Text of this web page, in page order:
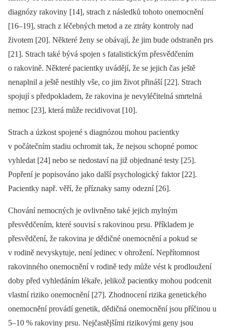
dia­gnózy rakoviny [14], strach z následků tohoto onemocnění
[16–19], strach z léčebných metod a ze ztráty kontroly nad
životem [20]. Ně­kte­ré ženy se obávají, že jim bude odstraněn prs
[21]. Strach také bývá spojen s fatalistickým přesvědčením
o rakovině. Ně­kte­ré pacientky uvádějí, že se jejich čas ještě
nenaplnil a ještě nestihly vše, co jim život přináší [22]. Strach
spojují s předpokladem, že rakovina je nevyléčitelná smrtelná
nemoc [23], která může recidivovat [10].
Strach a úzkost spojené s dia­gnózou mohou pacientky
v počátečním stadiu ochromit tak, že nejsou schopné pomoc
vyhledat [24] nebo se nedostaví na již objednané testy [25].
Popření je popisováno jako další psychologický faktor [22].
Pacientky např. věří, že příznaky samy odezní [26].
Chování nemocných je ovlivněno také jejich mylným
přesvědčením, které souvisí s rakovinou prsu. Příkladem je
přesvědčení, že rakovina je dědičné onemocnění a pokud se
v rodině nevyskytuje, není jedinec v ohrožení. Nepřítomnost
rakovinného onemocnění v rodině tedy může vést k prodloužení
doby před vyhledáním lékaře, jelikož pacientky mohou podcenit
vlastní riziko onemocnění [27]. Zhodnocení rizika genetického
onemocnění provádí genetik, dědičná onemocnění jsou příčinou u
5–10 % rakoviny prsu. Nejčastějšími rizikovými geny jsou